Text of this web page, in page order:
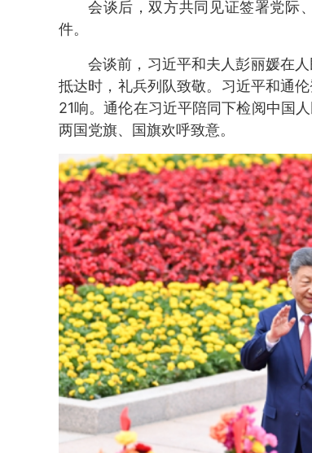
会谈后，双方共同见证签署党际
件。
会谈前，习近平和夫人彭丽媛在
抵达时，礼兵列队致敬。习近平和通
21响。通伦在习近平陪同下检阅中国
两国党旗、国旗欢呼致意。